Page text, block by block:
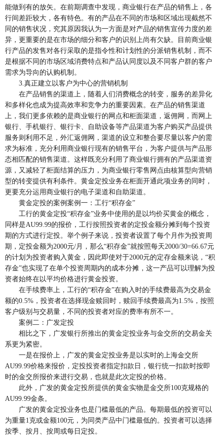
能做到有的放矢。在前期调查中发现，商业银行在产品的销售上，各
行间差距较大，各有特色。有的产品在不同的市场和区域出现截然不
同的销售状况，究其原因我认为一方面是对产品的销售宣传力度的差
异，更重要的是在市场的细分和客户的识别上尚有欠缺。目前商业银
行产品的发售对各行采取的是指令性和计划性的分派销售机制，而不
是根据不同的市场区域消费特点和产品认同度以及不同客户群的客户
需求为导向的认购机制。
3.真正建立以客户为中心的营销机制
在产品销售的渠道上，随着人们消费概念的转变，服务的差异化
和多样化也成为提高效率和竞争力的重要因素。在产品的销售渠道
上，我们更多依赖的是商业银行的网点和柜面渠道，返佣网，而网上
银行、手机银行、银行卡、自助设备等产品渠道为客户购买产品提供
服务则利用不足，外汇返佣网，渠道的设立和整合要尽量以客户的需
求为标准，充分利用商业银行现有的销售平台，为客户提供与产品形
态相匹配的销售渠道。这样既充分利用了商业银行拥有的产品渠道资
源，又减轻了柜面结算的压力，为商业银行零售网点由核算型向营销
型的转变提供有利条件。黄金定投业务在柜面开通此项业务的同时，
更要充分运用商业银行的电子渠道和自助渠道。
黄金定投的案例案例一：工行“积存金”
工行的黄金定投“积存金”业务中使用的是以均价买黄金的概念，
同样是AU99.99的报价，工行按照投资者的定投金额分摊到每个投资
期的方式进行定投。举个例子来说，投资者设置了每个月作为投资周
期，定投金额为2000元/月，那么“积存金”就按照每天2000/30=66.67元
的计划为投资者购入黄金，因此即使对于2000元的定存金额来说，“积
存金”也实现了在单个投资周期内的成本分摊，这一产品可以理解为投
资者始终在以平均价格进行黄金投资。
在手续费率上，工行的“积存金”在购入时的手续费最高为交易金
额的0.5%，投资者在选择现金赎回时，赎回手续费最高为1.5%，按照
客户级别与交易量，不同的投资者对应的费率有所不一。
案例二：广发定投
相比之下，广发银行所推出的黄金定投业务与金交所的交易金关
系更为紧密。
一是在报价上，广发的黄金定投业务是以实时的上海金交所
AU99.99价格来报价，定投投资者指定扣款日，银行统一扣款时按即
时的金交所报价来进行交易，也就是此次定投的价格。
此外，广发的黄金定投所提供的黄金实物是金交所100克规格的
AU99.99金条。
广发的黄金定投业务也是门槛最低的产品。每期最低的投资可以
为重量1克或金额100元，为同类产品中门槛最低的。投资者可以选择
按季、按月、按周或每日定投。